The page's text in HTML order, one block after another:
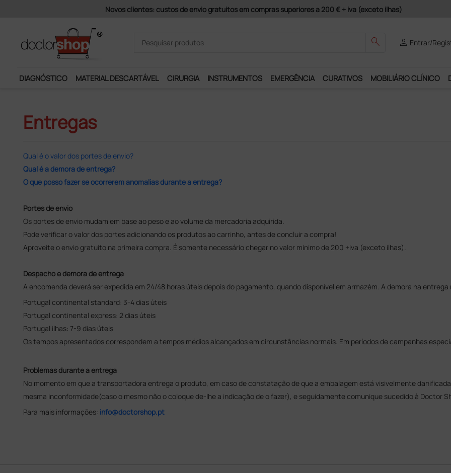
Novos clientes: custos de envio gratuitos em compras superiores a 200 € + iva (exceto ilhas)
search person Entrar/
DIAGNÓSTICO MATERIAL DESCARTÁVEL CIRURGIA INSTRUMENTOS EMERGÊNCIA CURATIVOS MOBILIÁRIO CLÍNICO
Entregas
Qual é o valor dos portes de envio?
Qual é a demora de entrega?
O que posso fazer se ocorrerem anomalias durante a entrega?
Portes de envio
Os portes de envio mudam em base ao peso e ao volume da mercadoria adquirida.
Pode verificar o valor dos portes adicionando os produtos ao carrinho, antes de concluir a compra!
Aproveite o envio gratuito na primeira compra. É somente necessário chegar no valor minimo de 200 +iva (exceto ilhas).
Despacho e demora de entrega
A encomenda deverá ser expedida em 24/48 horas úteis depois do pagamento, quando disponível em armazém. A demora na
Portugal continental standard: 3-4 dias úteis
Portugal continental express: 2 dias úteis
Portugal ilhas: 7-9 dias úteis
Os tempos apresentados correspondem a tempos médios alcançados em circunstâncias normais. Em períodos de campanhas
Problemas durante a entrega
No momento em que a transportadora entrega o produto, em caso de constatação de que a embalagem está visivelmente
mesma inconformidade(caso o mesmo não o coloque de-lhe a indicação de o fazer), e seguidamente comunique sucedido à Doctor
Para mais informações: info@doctorshop.pt